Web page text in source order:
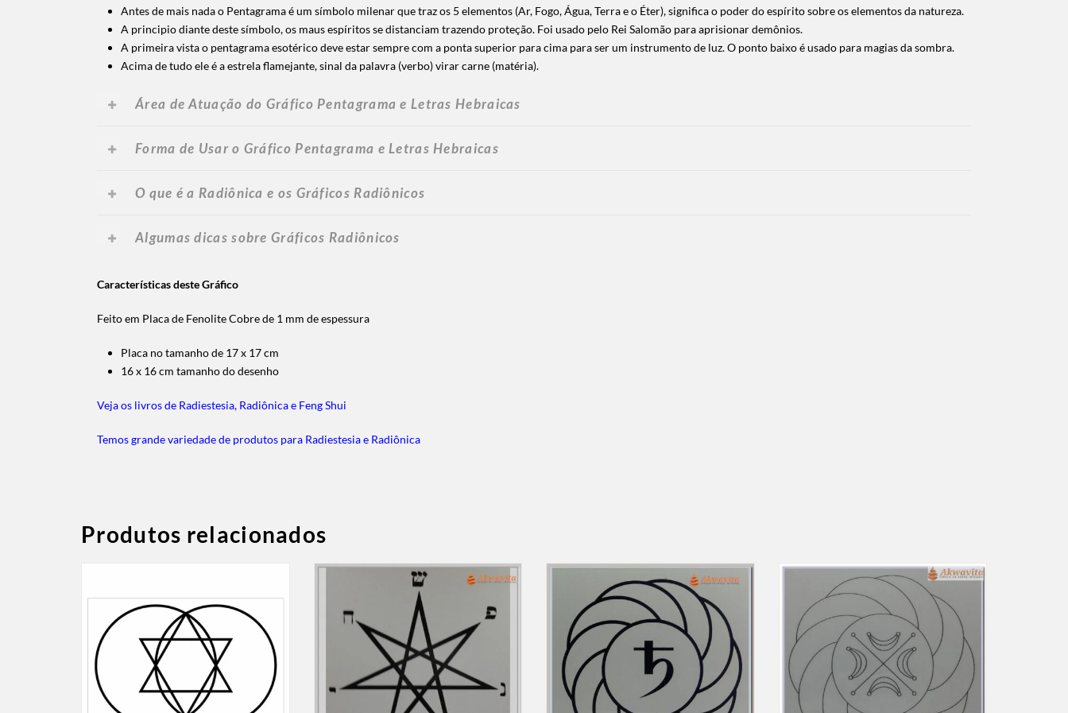
Antes de mais nada o Pentagrama é um símbolo milenar que traz os 5 elementos (Ar, Fogo, Água, Terra e o Éter), significa o poder do espírito sobre os elementos da natureza.
A principio diante deste símbolo, os maus espíritos se distanciam trazendo proteção. Foi usado pelo Rei Salomão para aprisionar demônios.
A primeira vista o pentagrama esotérico deve estar sempre com a ponta superior para cima para ser um instrumento de luz. O ponto baixo é usado para magias da sombra.
Acima de tudo ele é a estrela flamejante, sinal da palavra (verbo) virar carne (matéria).
Área de Atuação do Gráfico Pentagrama e Letras Hebraicas
Forma de Usar o Gráfico Pentagrama e Letras Hebraicas
O que é a Radiônica e os Gráficos Radiônicos
Algumas dicas sobre Gráficos Radiônicos
Características deste Gráfico
Feito em Placa de Fenolite Cobre de 1 mm de espessura
Placa no tamanho de 17 x 17 cm
16 x 16 cm tamanho do desenho
Veja os livros de Radiestesia, Radiônica e Feng Shui
Temos grande variedade de produtos para Radiestesia e Radiônica
Produtos relacionados